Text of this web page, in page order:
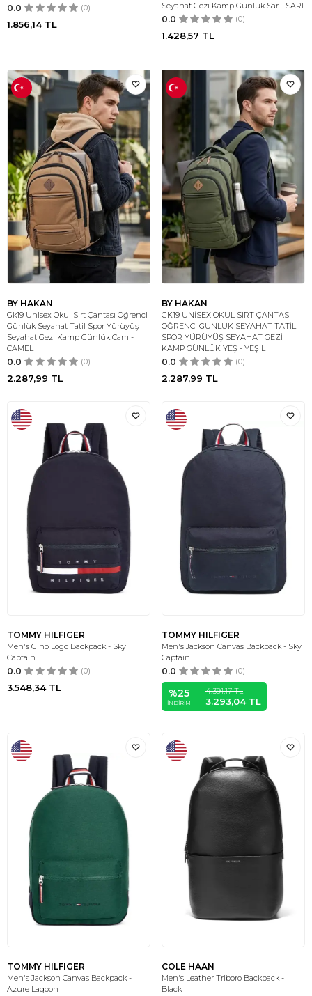
0.0 (0)
1.856,14TL
Seyahat Gezi Kamp Günlük Sar - SARI
0.0 (0)
1.428,57 TL
BY HAKAN
Gk19 Unisex Okul Sırt Çantası Öğrenci
Günlük Seyahat Tatil Spor Yürüyüş
Seyahat Gezi Kamp Günlük Cam -
CAMEL
0.0 (0)
2.287,99 TL
BY HAKAN
GK19 UNİSEX OKUL SIRT ÇANTASI
ÖĞRENCİ GÜNLÜK SEYAHAT TATİL
SPOR YÜRÜYÜŞ SEYAHAT GEZİ
KAMP GÜNLÜK YEŞ - YEŞİL
0.0 (0)
2.287,99 TL
TOMMY HILFIGER
Men's Gino Logo Backpack - Sky
Captain
0.0 (0)
3.548,34TL
TOMMY HILFIGER
Men's Jackson Canvas Backpack - Sky
Captain
0.0 (0)
%25
İNDIRIM
4.391,17TL
3.293,04TL
TOMMY HILFIGER
Men's Jackson Canvas Backpack -
Azure Lagoon
COLE HAAN
Men's Leather Triboro Backpack -
Black